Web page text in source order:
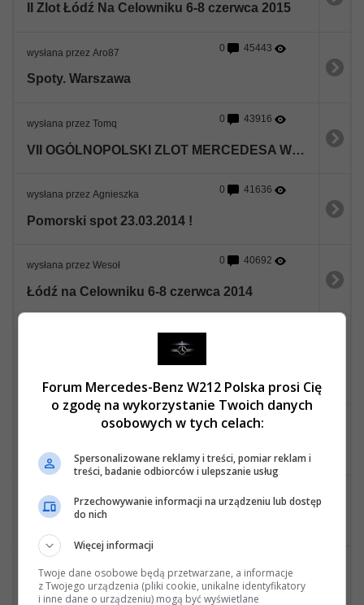
II Zlot Łódź Na Celowniku 6-8 czerwca 2015
wysłana przez Aro87 0 45443
Spoty. Warszawa
wysłana przez Tomq 0 43916
VII OGÓLNOPOLSKI ZLOT MERCEDESA W TORUNIU + MB DRIFT DAY
wysłana przez Agnieszka 0 41636
Pomorski spot 23.03.2014 !
wysłana przez Wesoł 0 40692
Łódź na Celowniku 6-8 czerwca 2014
Spoty cykliczne POMORSKIE
Ostatnia wiadomość: 20 Sierpnia 2013, 11:17 07s wysłana przez Agnieszka
wysłana przez AUTOSHOW13 0 53930
Zaproszenie na ZLOT AUTOMASTER SHOW Kamień Śląski
wysłana przez Tomq
wysłana przez Tomq
V OGÓLNOPOLSKI ZLOT MERCEDESA W TORUNIU + FORMULA SESSION 2012
Forum Mercedes-Benz W212 Polska prosi Cię
o zgodę na wykorzystanie Twoich danych
osobowych w tych celach:
Spersonalizowane reklamy i treści, pomiar reklam i
treści, badanie odbiorców i ulepszanie usług
Przechowywanie informacji na urządzeniu lub dostęp
do nich
Więcej informacji
Twoje dane osobowe będą przetwarzane, a informacje
z Twojego urządzenia (pliki cookie, unikalne identyfikatory
i inne dane o urządzeniu) mogą być wyświetlane